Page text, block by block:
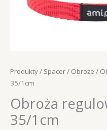
Produkty/ Spacer/ Obroże /
35/1cm
Obroża
35/1cm